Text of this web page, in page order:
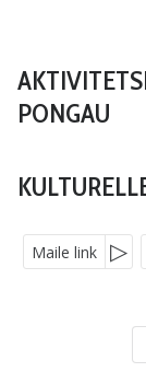
PONGAU
Maile link